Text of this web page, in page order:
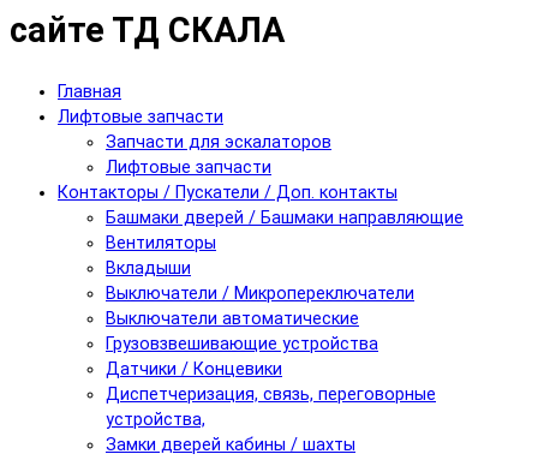
сайте ТД СКАЛА
Главная
Лифтовые запчасти
Запчасти для эскалаторов
Лифтовые запчасти
Контакторы / Пускатели / Доп. контакты
Башмаки дверей / Башмаки направляющие
Вентиляторы
Вкладыши
Выключатели / Микропереключатели
Выключатели автоматические
Грузовзвешивающие устройства
Датчики / Концевики
Диспетчеризация, связь, переговорные
устройства,
Замки дверей кабины / шахты